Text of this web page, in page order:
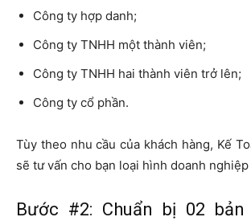
Công ty hợp danh;
Công ty TNHH một thành viên;
Công ty TNHH hai thành viên trở lên;
Công ty cổ phần.
Tùy theo nhu cầu của khách hàng, Kế
sẽ tư vấn cho bạn loại hình doanh
Bước #2: Chuẩn bị 02 bản